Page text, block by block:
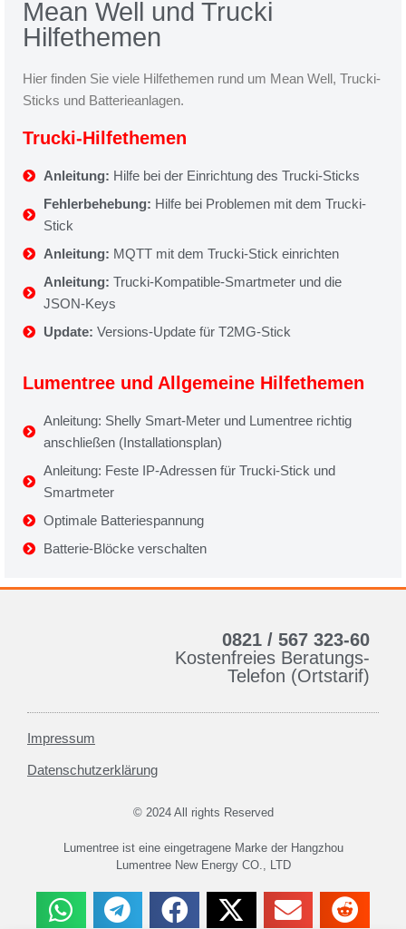
Mean Well und Trucki
Hilfethemen
Hier finden Sie viele Hilfethemen rund um Mean Well, Trucki-
Sticks und Batterieanlagen.
Trucki-Hilfethemen
Anleitung: Hilfe bei der Einrichtung des Trucki-Sticks
Fehlerbehebung: Hilfe bei Problemen mit dem Trucki-
Stick
Anleitung: MQTT mit dem Trucki-Stick einrichten
Anleitung: Trucki-Kompatible-Smartmeter und die
JSON-Keys
Update: Versions-Update für T2MG-Stick
Lumentree und Allgemeine Hilfethemen
Anleitung: Shelly Smart-Meter und Lumentree richtig
anschließen (Installationsplan)
Anleitung: Feste IP-Adressen für Trucki-Stick und
Smartmeter
Optimale Batteriespannung
Batterie-Blöcke verschalten
0821 / 567 323-60
Kostenfreies Beratungs-
Telefon (Ortstarif)
Impressum
Datenschutzerklärung
© 2024 All rights Reserved
Lumentree ist eine eingetragene Marke der Hangzhou
Lumentree New Energy CO., LTD